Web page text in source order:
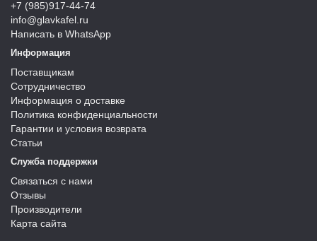
+7 (985)917-44-74
info@glavkafel.ru
Написать в WhatsApp
Информация
Поставщикам
Сотрудничество
Информация о доставке
Политика конфиденциальности
Гарантии и условия возврата
Статьи
Служба поддержки
Связаться с нами
Отзывы
Производители
Карта сайта